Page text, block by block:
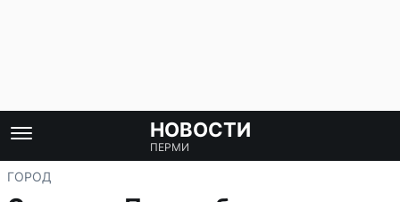
НОВОСТИ
ПЕРМИ
ГОРОД